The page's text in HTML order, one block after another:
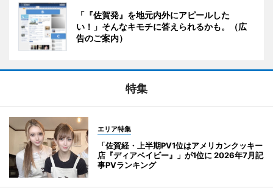
「『佐賀発』を地元内外にアピールした
い！」そんなキモチに答えられるかも。（広
告のご案内）
特集
エリア特集
「佐賀経・上半期PV1位はアメリカンクッキー
店『ディアベイビー』」が1位に 2026年7月記
事PVランキング